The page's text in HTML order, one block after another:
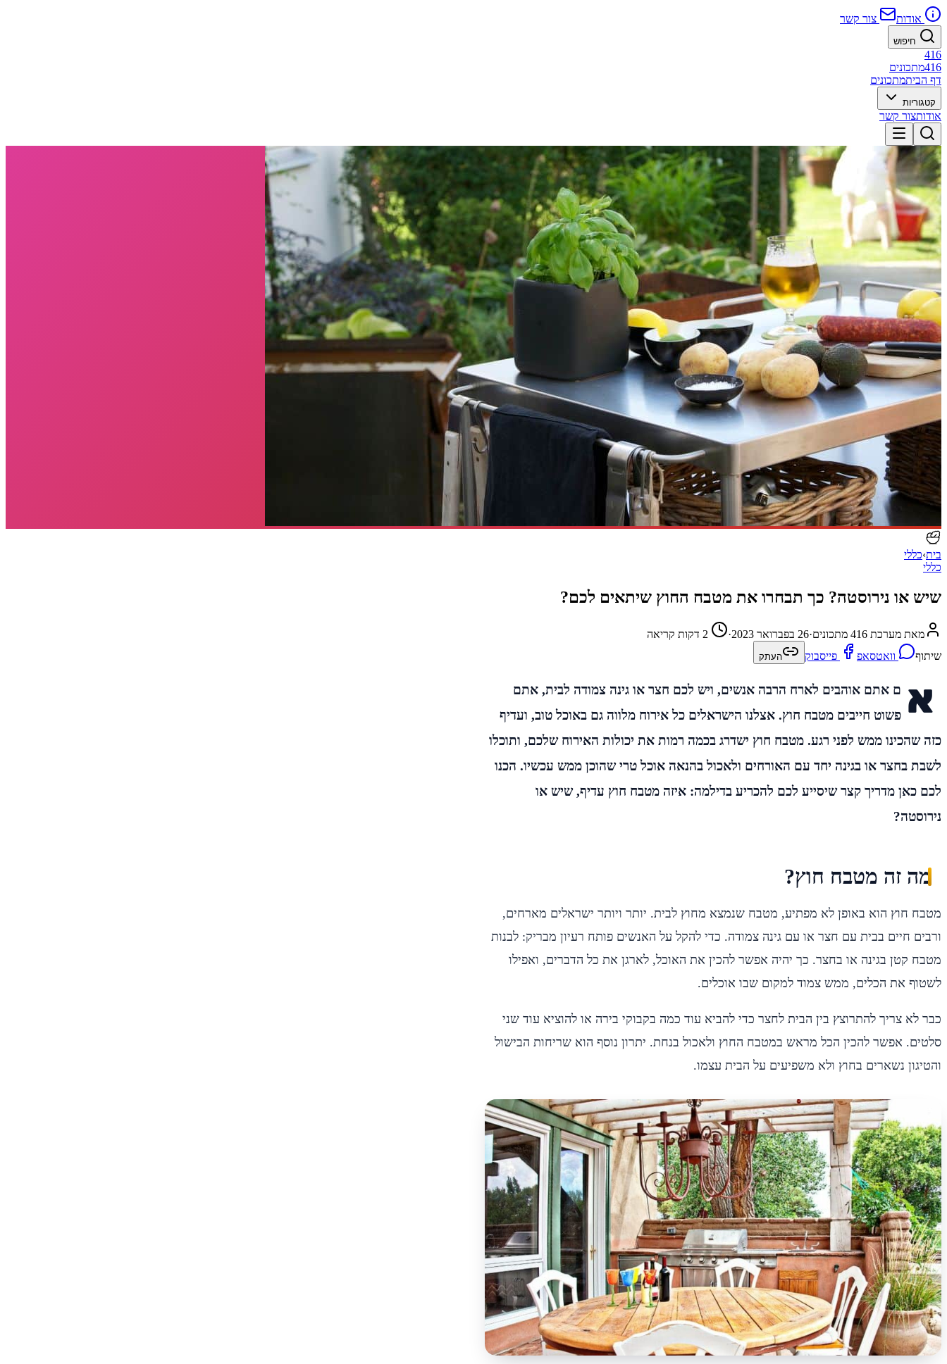
אודות צור קשר
חיפוש
416
416מתכונים
דף הביתמתכונים
קטגוריות
אודותצור קשר
בית›כללי
כללי
שיש או נירוסטה? כך תבחרו את מטבח החוץ שיתאים לכם?
מאת מערכת 416 מתכונים ·26 בפברואר 2023 ·
2 דקות קריאה
שיתוף
וואטסאפ פייסבוק העתק
א ם אתם אוהבים לארח הרבה אנשים, ויש לכם חצר או גינה צמודה לבית, אתם
פשוט חייבים מטבח חוץ. אצלנו הישראלים כל אירוח מלווה גם באוכל טוב, ועדיף
כזה שהכינו ממש לפני רגע. מטבח חוץ ישדרג בכמה רמות את יכולות האירוח שלכם, ותוכלו
לשבת בחצר או בגינה יחד עם האורחים ולאכול בהנאה אוכל טרי שהוכן ממש עכשיו. הכנו
לכם כאן מדריך קצר שיסייע לכם להכריע בדילמה: איזה מטבח חוץ עדיף, שיש או
נירוסטה?
מה זה מטבח חוץ?
מטבח חוץ הוא באופן לא מפתיע, מטבח שנמצא מחוץ לבית. יותר ויותר ישראלים מארחים,
ורבים חיים בבית עם חצר או עם גינה צמודה. כדי להקל על האנשים פותח רעיון מבריק: לבנות
מטבח קטן בגינה או בחצר. כך יהיה אפשר להכין את האוכל, לארגן את כל הדברים, ואפילו
לשטוף את הכלים, ממש צמוד למקום שבו אוכלים.
כבר לא צריך להתרוצץ בין הבית לחצר כדי להביא עוד כמה בקבוקי בירה או להוציא עוד שני
סלטים. אפשר להכין הכל מראש במטבח החוץ ולאכול בנחת. יתרון נוסף הוא שריחות הבישול
והטיגון נשארים בחוץ ולא משפיעים על הבית עצמו.